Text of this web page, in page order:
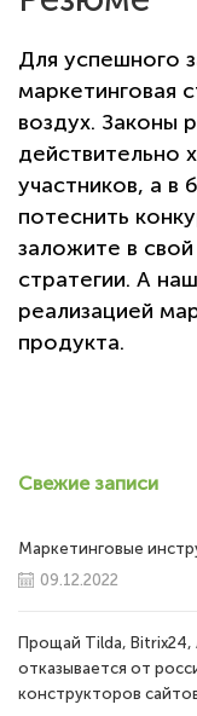
Для успешного
маркетинговая
воздух. Законы
действительно
участников, а
потеснить
заложите в
стратегии. А
реализацией
продукта.
Свежие записи
Маркетинговые
09.12.2022
Прощай Tilda, Bitrix24,
отказывается от
конструкторов